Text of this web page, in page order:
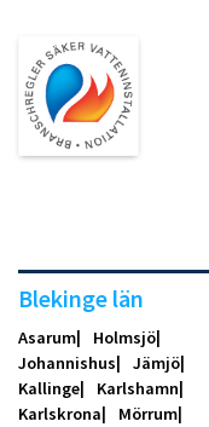
Blekinge län
Asarum
Holmsjö
Johannishus
Jämjö
Kallinge
Karlshamn
Karlskrona
Mörrum